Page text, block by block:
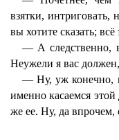
взятки,
вы хотите сказать;
— А следственно,
Неужели я вас
— Ну, уж конечно,
именно касаемся
же ее. Ну, да впрочем,